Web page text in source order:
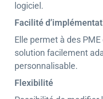
logiciel.
Facilité
Elle permet à des PME
solution facilement
personnalisable.
Flexibilité